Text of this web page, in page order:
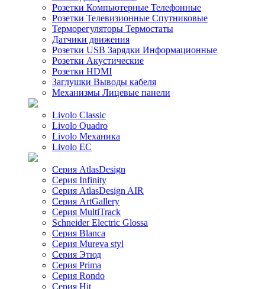
Розетки Компьютерные Телефонные
Розетки Телевизионные Спутниковые
Терморегуляторы Термостаты
Датчики движения
Розетки USB Зарядки Информационные
Розетки Акустические
Розетки HDMI
Заглушки Выводы кабеля
Механизмы Лицевые панели
Livolo Classic
Livolo Quadro
Livolo Механика
Livolo EC
Серия AtlasDesign
Серия Infinity
Серия AtlasDesign AIR
Серия ArtGallery
Серия MultiTrack
Schneider Electric Glossa
Серия Blanca
Серия Mureva styl
Серия Этюд
Серия Prima
Серия Rondo
Серия Hit